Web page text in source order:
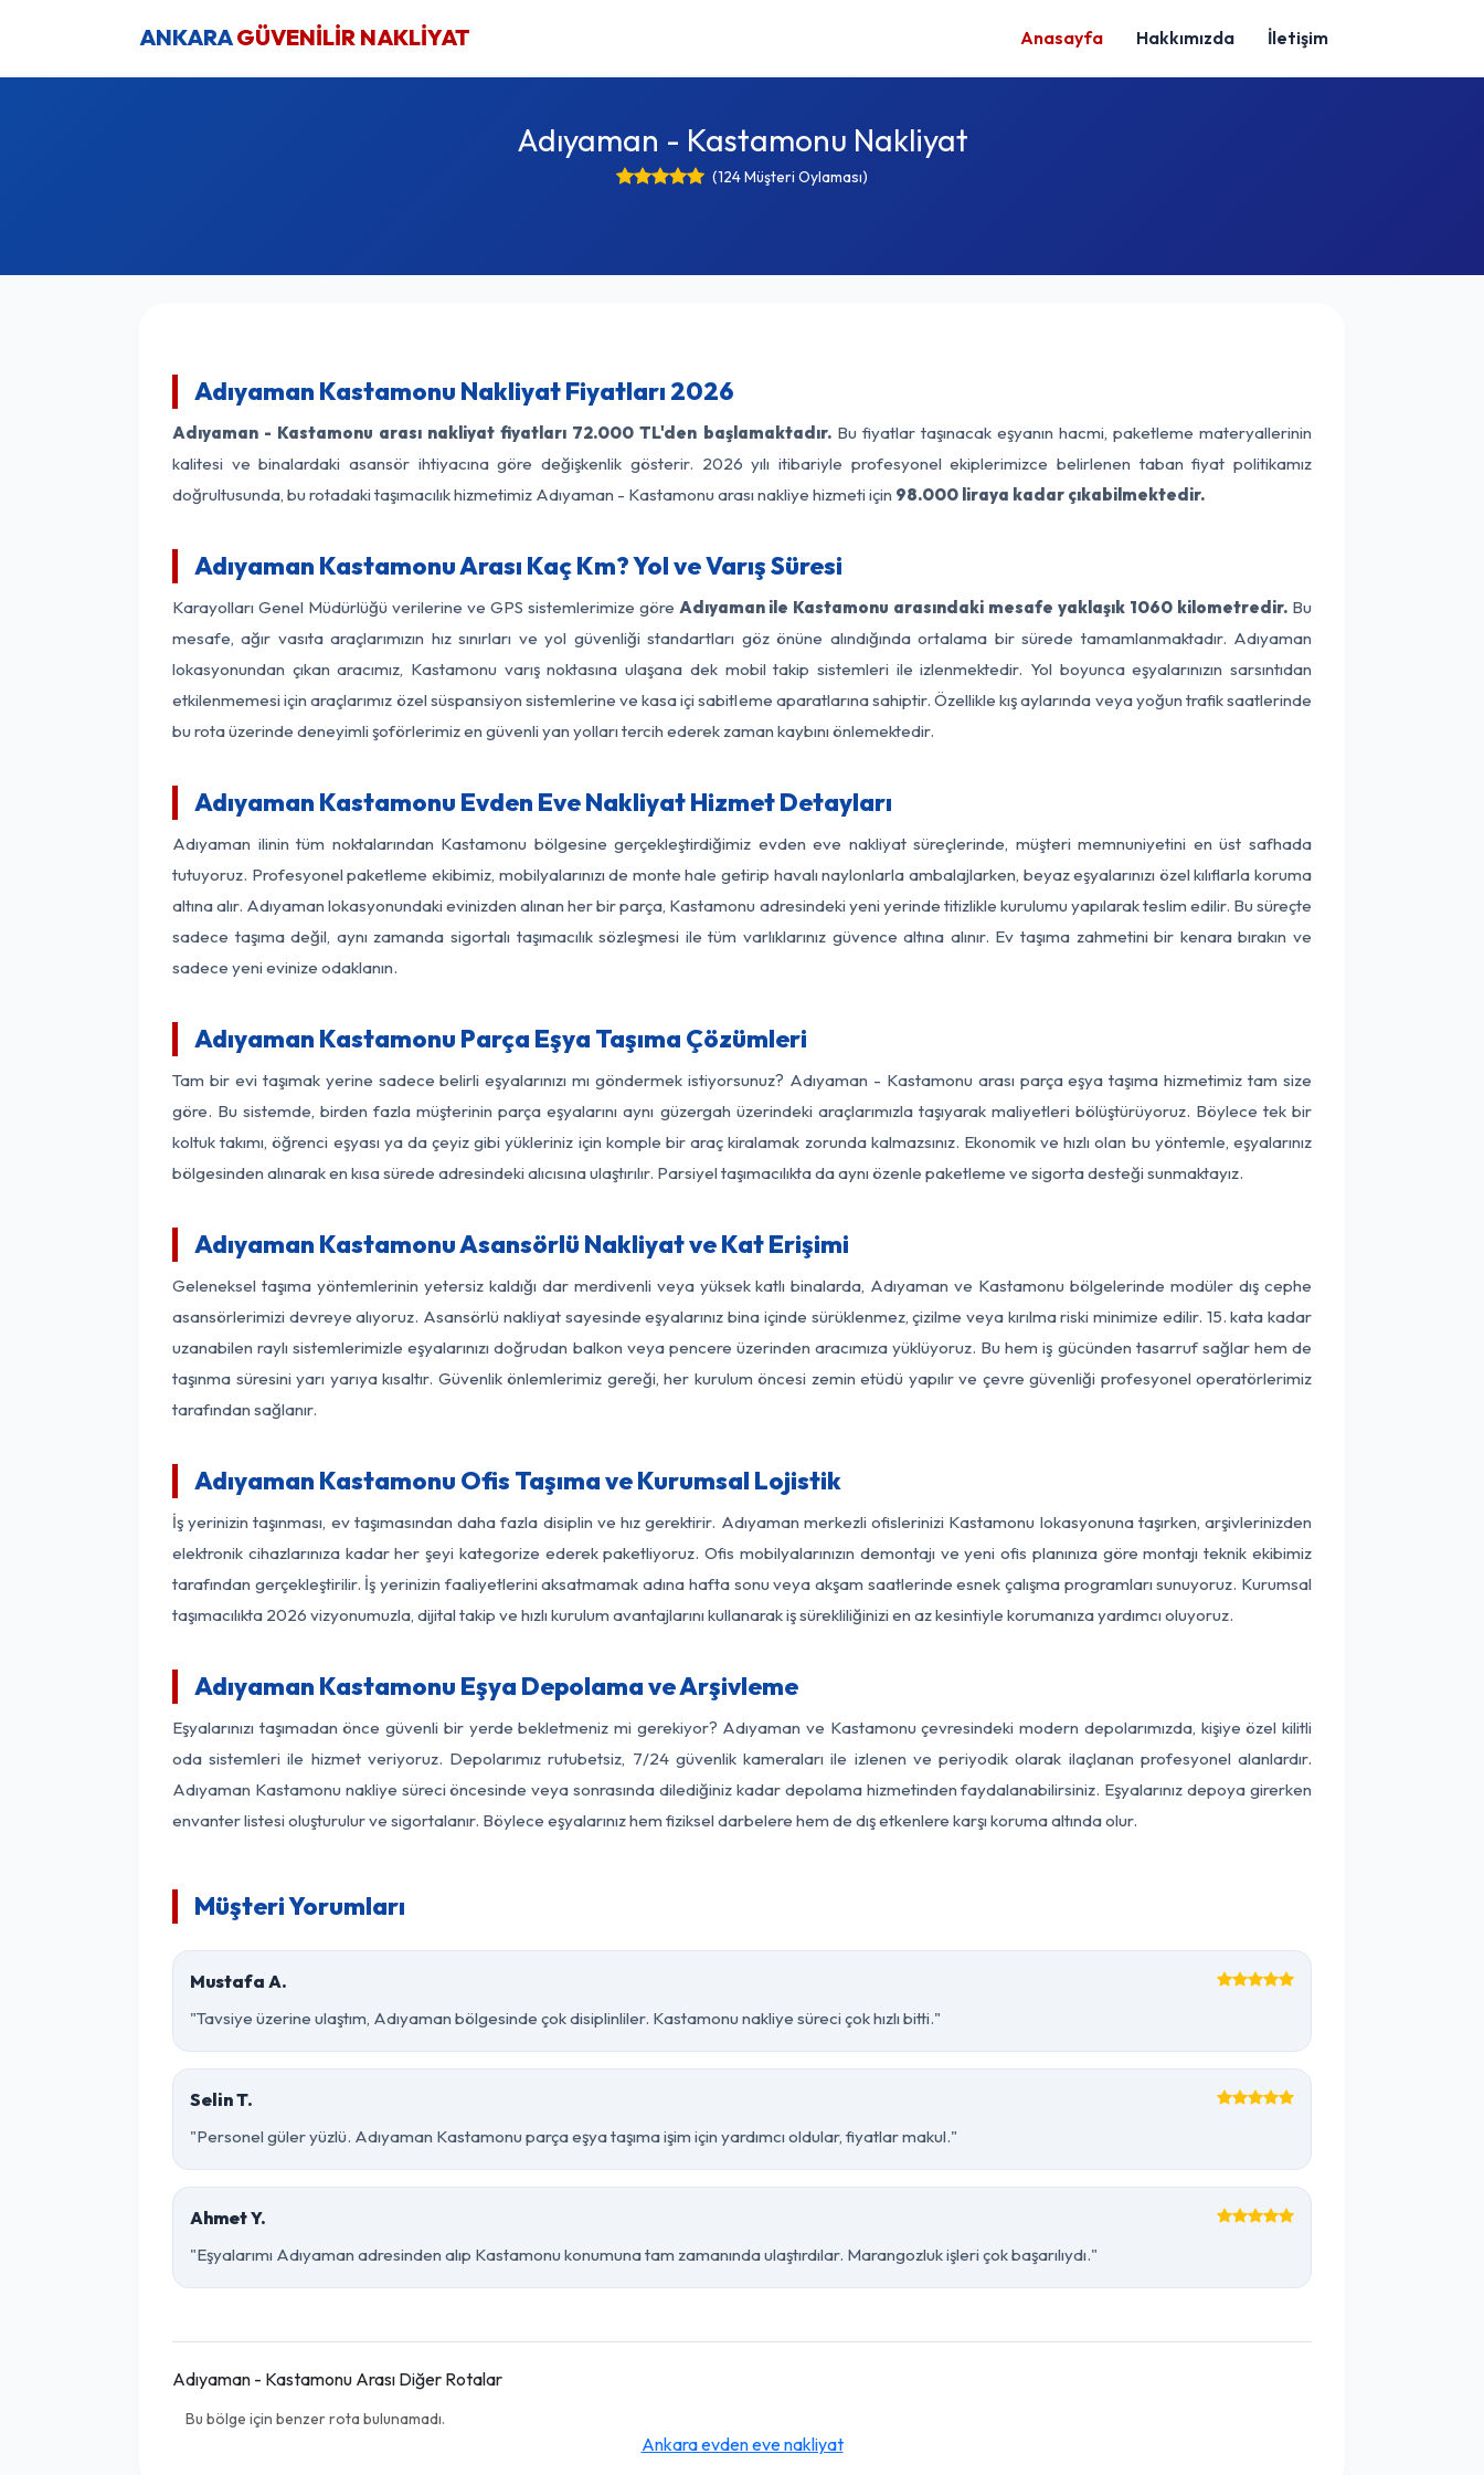
ANKARAGÜVENİLİR NAKLİYAT Anasayfa Hakkımızda İletişim
Adıyaman - Kastamonu Nakliyat
(124 Müşteri Oylaması)
Adıyaman Kastamonu Nakliyat Fiyatları 2026
Adıyaman - Kastamonu arası nakliyat fiyatları 72.000 TL'den başlamaktadır.Bu fiyatlar taşınacak eşyanın hacmi, paketleme materyallerinin
kalitesi ve binalardaki asansör ihtiyacına göre değişkenlik gösterir. 2026 yılı itibariyle profesyonel ekiplerimizce belirlenen taban fiyat politikamız
doğrultusunda, bu rotadaki taşımacılık hizmetimiz Adıyaman - Kastamonu arası nakliye hizmeti için 98.000 liraya kadar çıkabilmektedir.
Adıyaman Kastamonu Arası Kaç Km? Yol ve Varış Süresi
Karayolları Genel Müdürlüğü verilerine ve GPS sistemlerimize göre Adıyaman ile Kastamonu arasındaki mesafe yaklaşık 1060 kilometredir. Bu
mesafe, ağır vasıta araçlarımızın hız sınırları ve yol güvenliği standartları göz önüne alındığında ortalama bir sürede tamamlanmaktadır. Adıyaman
lokasyonundan çıkan aracımız, Kastamonu varış noktasına ulaşana dek mobil takip sistemleri ile izlenmektedir. Yol boyunca eşyalarınızın sarsıntıdan
etkilenmemesi için araçlarımız özel süspansiyon sistemlerine ve kasa içi sabitleme aparatlarına sahiptir. Özellikle kış aylarında veya yoğun trafik saatlerinde
bu rota üzerinde deneyimli şoförlerimiz en güvenli yan yolları tercih ederek zaman kaybını önlemektedir.
Adıyaman Kastamonu Evden Eve Nakliyat Hizmet Detayları
Adıyaman ilinin tüm noktalarından Kastamonu bölgesine gerçekleştirdiğimiz evden eve nakliyat süreçlerinde, müşteri memnuniyetini en üst safhada
tutuyoruz. Profesyonel paketleme ekibimiz, mobilyalarınızı de monte hale getirip havalı naylonlarla ambalajlarken, beyaz eşyalarınızı özel kılıflarla koruma
altına alır. Adıyaman lokasyonundaki evinizden alınan her bir parça, Kastamonu adresindeki yeni yerinde titizlikle kurulumu yapılarak teslim edilir. Bu süreçte
sadece taşıma değil, aynı zamanda sigortalı taşımacılık sözleşmesi ile tüm varlıklarınız güvence altına alınır. Ev taşıma zahmetini bir kenara bırakın ve
sadece yeni evinize odaklanın.
Adıyaman Kastamonu Parça Eşya Taşıma Çözümleri
Tam bir evi taşımak yerine sadece belirli eşyalarınızı mı göndermek istiyorsunuz? Adıyaman - Kastamonu arası parça eşya taşıma hizmetimiz tam size
göre. Bu sistemde, birden fazla müşterinin parça eşyalarını aynı güzergah üzerindeki araçlarımızla taşıyarak maliyetleri bölüştürüyoruz. Böylece tek bir
koltuk takımı, öğrenci eşyası ya da çeyiz gibi yükleriniz için komple bir araç kiralamak zorunda kalmazsınız. Ekonomik ve hızlı olan bu yöntemle, eşyalarınız
bölgesinden alınarak en kısa sürede adresindeki alıcısına ulaştırılır. Parsiyel taşımacılıkta da aynı özenle paketleme ve sigorta desteği sunmaktayız.
Adıyaman Kastamonu Asansörlü Nakliyat ve Kat Erişimi
Geleneksel taşıma yöntemlerinin yetersiz kaldığı dar merdivenli veya yüksek katlı binalarda, Adıyaman ve Kastamonu bölgelerinde modüler dış cephe
asansörlerimizi devreye alıyoruz. Asansörlü nakliyat sayesinde eşyalarınız bina içinde sürüklenmez, çizilme veya kırılma riski minimize edilir. 15. kata kadar
uzanabilen raylı sistemlerimizle eşyalarınızı doğrudan balkon veya pencere üzerinden aracımıza yüklüyoruz. Bu hem iş gücünden tasarruf sağlar hem de
taşınma süresini yarı yarıya kısaltır. Güvenlik önlemlerimiz gereği, her kurulum öncesi zemin etüdü yapılır ve çevre güvenliği profesyonel operatörlerimiz
tarafından sağlanır.
Adıyaman Kastamonu Ofis Taşıma ve Kurumsal Lojistik
İş yerinizin taşınması, ev taşımasından daha fazla disiplin ve hız gerektirir. Adıyaman merkezli ofislerinizi Kastamonu lokasyonuna taşırken, arşivlerinizden
elektronik cihazlarınıza kadar her şeyi kategorize ederek paketliyoruz. Ofis mobilyalarınızın demontajı ve yeni ofis planınıza göre montajı teknik ekibimiz
tarafından gerçekleştirilir. İş yerinizin faaliyetlerini aksatmamak adına hafta sonu veya akşam saatlerinde esnek çalışma programları sunuyoruz. Kurumsal
taşımacılıkta 2026 vizyonumuzla, dijital takip ve hızlı kurulum avantajlarını kullanarak iş sürekliliğinizi en az kesintiyle korumanıza yardımcı oluyoruz.
Adıyaman Kastamonu Eşya Depolama ve Arşivleme
Eşyalarınızı taşımadan önce güvenli bir yerde bekletmeniz mi gerekiyor? Adıyaman ve Kastamonu çevresindeki modern depolarımızda, kişiye özel kilitli
oda sistemleri ile hizmet veriyoruz. Depolarımız rutubetsiz, 7/24 güvenlik kameraları ile izlenen ve periyodik olarak ilaçlanan profesyonel alanlardır.
Adıyaman Kastamonu nakliye süreci öncesinde veya sonrasında dilediğiniz kadar depolama hizmetinden faydalanabilirsiniz. Eşyalarınız depoya girerken
envanter listesi oluşturulur ve sigortalanır. Böylece eşyalarınız hem fiziksel darbelere hem de dış etkenlere karşı koruma altında olur.
Müşteri Yorumları
Mustafa A.
"Tavsiye üzerine ulaştım, Adıyaman bölgesinde çok disiplinliler. Kastamonu nakliye süreci çok hızlı bitti."
Selin T.
"Personel güler yüzlü. Adıyaman Kastamonu parça eşya taşıma işim için yardımcı oldular, fiyatlar makul."
Ahmet Y.
"Eşyalarımı Adıyaman adresinden alıp Kastamonu konumuna tam zamanında ulaştırdılar. Marangozluk işleri çok başarılıydı."
Adıyaman - Kastamonu Arası Diğer Rotalar
Bu bölge için benzer rota bulunamadı.
Ankara evden eve nakliyat